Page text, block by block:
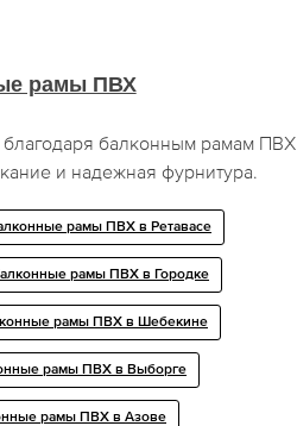
рамы ПВХ
благодаря балконным рамам ПВХ
и надежная фурнитура.
рамы ПВХ в Ретавасе
рамы ПВХ в Городке
рамы ПВХ в Шебекине
рамы ПВХ в Выборге
рамы ПВХ в Азове